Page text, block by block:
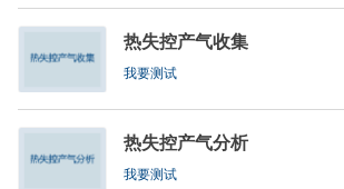
热失控产气收集
我要测试
热失控产气分析
我要测试